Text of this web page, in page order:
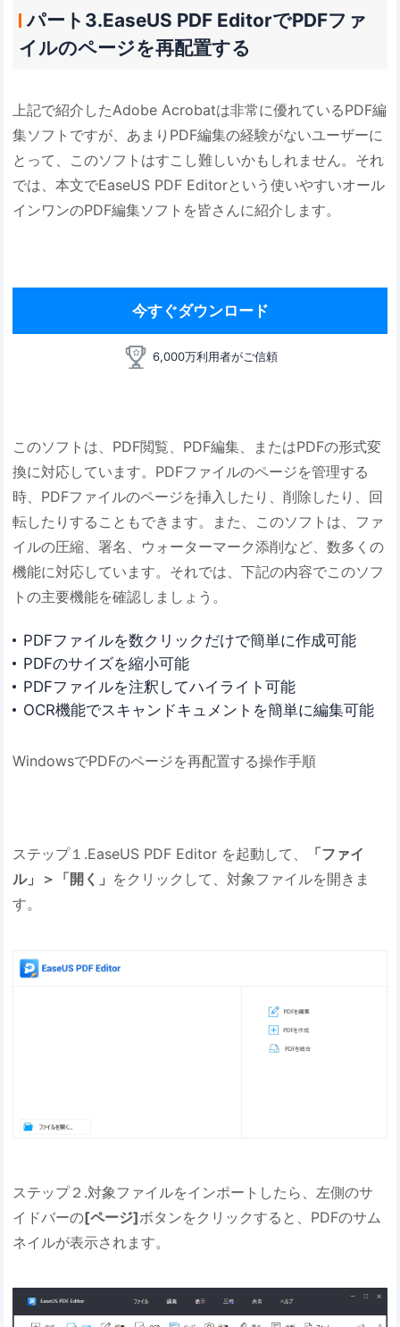
パート3.EaseUS PDF EditorでPDFファ
イルのページを再配置する
上記で紹介したAdobe Acrobatは非常に優れているPDF編
集ソフトですが、あまりPDF編集の経験がないユーザーに
とって、このソフトはすこし難しいかもしれません。それ
では、本文でEaseUS PDF Editorという使いやすいオール
インワンのPDF編集ソフトを皆さんに紹介します。
今すぐダウンロード
6,000万利用者がご信頼
このソフトは、PDF閲覧、PDF編集、またはPDFの形式変
換に対応しています。PDFファイルのページを管理する
時、PDFファイルのページを挿入したり、削除したり、回
転したりすることもできます。また、このソフトは、ファ
イルの圧縮、署名、ウォーターマーク添削など、数多くの
機能に対応しています。それでは、下記の内容でこのソフ
トの主要機能を確認しましょう。
PDFファイルを数クリックだけで簡単に作成可能
PDFのサイズを縮小可能
PDFファイルを注釈してハイライト可能
OCR機能でスキャンドキュメントを簡単に編集可能
WindowsでPDFのページを再配置する操作手順
ステップ１.EaseUS PDF Editor を起動して、
「ファイ
ル」＞「開く」 をクリックして、対象ファイルを開きま
す。
ステップ２.対象ファイルをインポートしたら、左側のサ
イドバーの[ページ]ボタンをクリックすると、PDFのサム
ネイルが表示されます。